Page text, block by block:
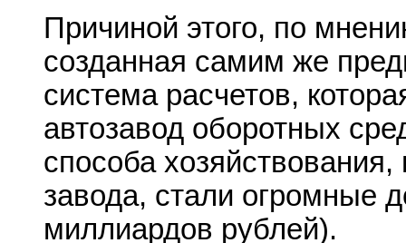
Причиной этого, по
созданная самим же
система расчетов,
автозавод оборотных
способа
завода, стали огромные
миллиардов рублей).